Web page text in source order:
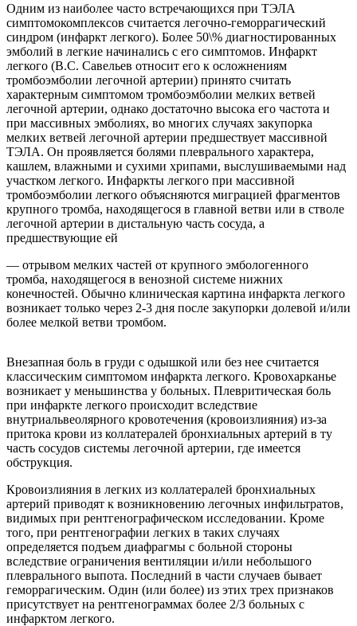
Одним из наиболее часто встречающихся при ТЭЛА
симптомокомплексов считается легочно-геморрагический
синдром (инфаркт легкого). Более 50\% диагностированных
эмболий в легкие начинались с его симптомов. Инфаркт
легкого (В.С. Савельев относит его к осложнениям
тромбоэмболии легочной артерии) принято считать
характерным симптомом тромбоэмболии мелких ветвей
легочной артерии, однако достаточно высока его частота и
при массивных эмболиях, во многих случаях закупорка
мелких ветвей легочной артерии предшествует массивной
ТЭЛА. Он проявляется болями плеврального характера,
кашлем, влажными и сухими хрипами, выслушиваемыми над
участком легкого. Инфаркты легкого при массивной
тромбоэмболии легкого объясняются миграцией фрагментов
крупного тромба, находящегося в главной ветви или в стволе
легочной артерии в дистальную часть сосуда, а
предшествующие ей
— отрывом мелких частей от крупного эмбологенного
тромба, находящегося в венозной системе нижних
конечностей. Обычно клиническая картина инфаркта легкого
возникает только через 2-3 дня после закупорки долевой и/или
более мелкой ветви тромбом.
Внезапная боль в груди с одышкой или без нее считается
классическим симптомом инфаркта легкого. Кровохарканье
возникает у меньшинства у больных. Плевритическая боль
при инфаркте легкого происходит вследствие
внутриальвеолярного кровотечения (кровоизлияния) из-за
притока крови из коллатералей бронхиальных артерий в ту
часть сосудов системы легочной артерии, где имеется
обструкция.
Кровоизлияния в легких из коллатералей бронхиальных
артерий приводят к возникновению легочных инфильтратов,
видимых при рентгенографическом исследовании. Кроме
того, при рентгенографии легких в таких случаях
определяется подъем диафрагмы с больной стороны
вследствие ограничения вентиляции и/или небольшого
плеврального выпота. Последний в части случаев бывает
геморрагическим. Один (или более) из этих трех признаков
присутствует на рентгенограммах более 2/3 больных с
инфарктом легкого.